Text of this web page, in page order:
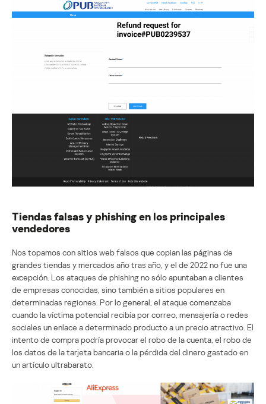
Tiendas falsas y phishing en los principales
vendedores
Nos topamos con sitios web falsos que copian las páginas de
grandes tiendas y mercados año tras año, y el de 2022 no fue una
excepción. Los ataques de phishing no sólo apuntaban a clientes
de empresas conocidas, sino también a sitios populares en
determinadas regiones. Por lo general, el ataque comenzaba
cuando la víctima potencial recibía por correo, mensajería o redes
sociales un enlace a determinado producto a un precio atractivo. El
intento de compra podría provocar el robo de la cuenta, el robo de
los datos de la tarjeta bancaria o la pérdida del dinero gastado en
un artículo ultrabarato.